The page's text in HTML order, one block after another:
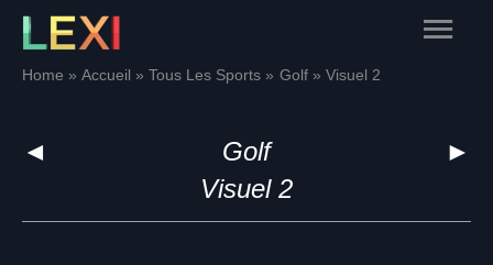
Skip
content
Main
Home Accueil Tous Les Sports Golf Visuel 2
◄ ►
Golf
Visuel 2